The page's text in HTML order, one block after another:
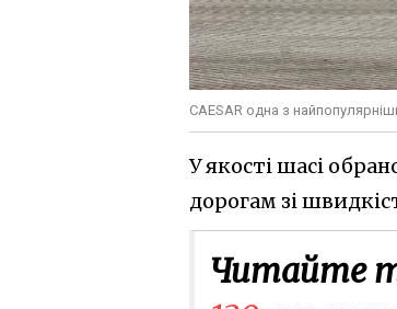
CAESAR одна з
У якості шасі
дорогам зі
Читайте